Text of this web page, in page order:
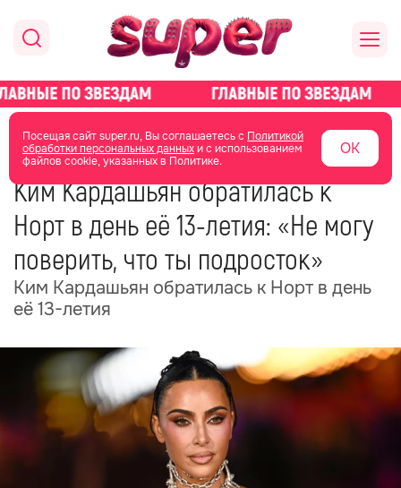
Посещая сайт super.ru, Вы соглашаетесь с Политикой
обработки персональных данныхи с использованием
файлов cookie, указанных в Политике.
ОК
главная новости о звездах новости
15 июня 20:27
Ким Кардашьян обратилась к
Норт в день её 13-летия: «Не могу
поверить, что ты подросток»
Ким Кардашьян обратилась к Норт в день
её 13-летия